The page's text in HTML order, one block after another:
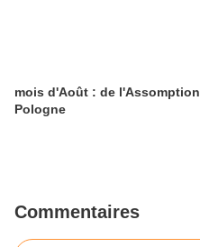
mois d'Août : de l'Assomption
Pologne
Commentaires